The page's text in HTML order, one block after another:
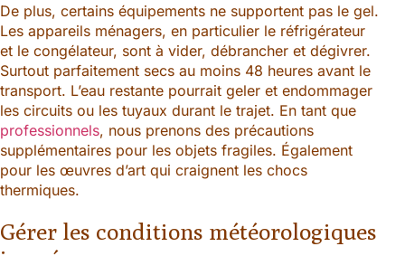
De plus, certains équipements ne supportent pas le gel.
Les appareils ménagers, en particulier le réfrigérateur
et le congélateur, sont à vider, débrancher et dégivrer.
Surtout parfaitement secs au moins 48 heures avant le
transport. L’eau restante pourrait geler et endommager
les circuits ou les tuyaux durant le trajet. En tant que
professionnels, nous prenons des précautions
supplémentaires pour les objets fragiles. Également
pour les œuvres d’art qui craignent les chocs
thermiques.
Gérer les conditions météorologiques